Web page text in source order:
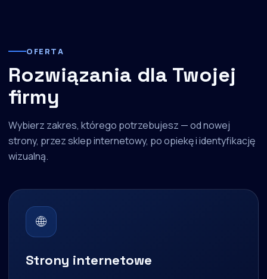
OFERTA
Rozwiązania dla Twojej
firmy
Wybierz zakres, którego potrzebujesz — od nowej
strony, przez sklep internetowy, po opiekę i identyfikację
wizualną.
🌐
Strony internetowe